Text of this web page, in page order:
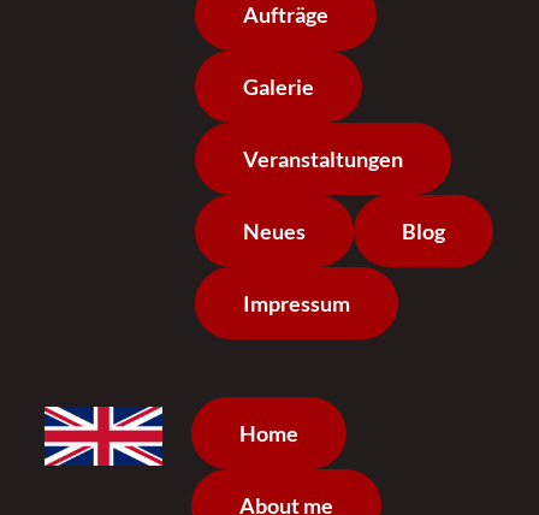
Aufträge
Galerie
Veranstaltungen
Neues Blog
Impressum
Home
About me